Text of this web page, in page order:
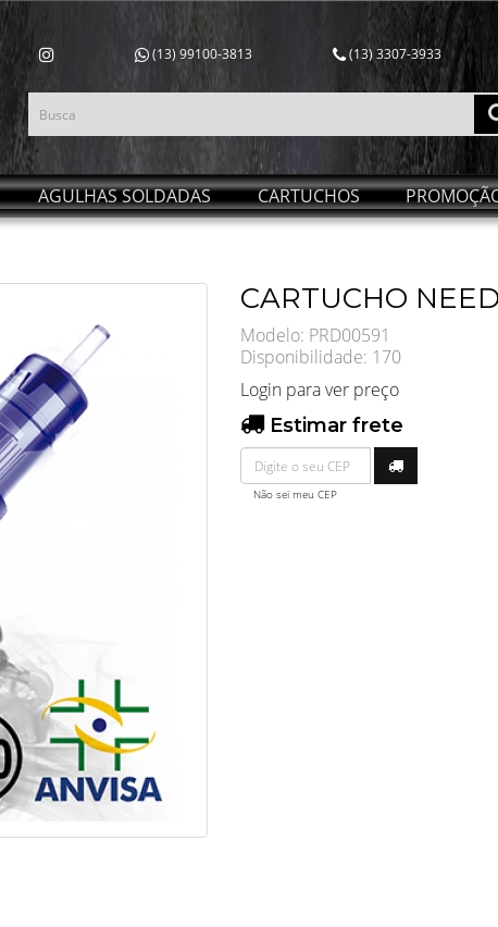
(13) 99100-3813 (13) 3307-3933
AGULHAS SOLDADAS CARTUCHOS
CARTUCHO
Modelo: PRD00591
Disponibilidade: 170
Login para ver preço
Estimar frete
Não sei meu CEP